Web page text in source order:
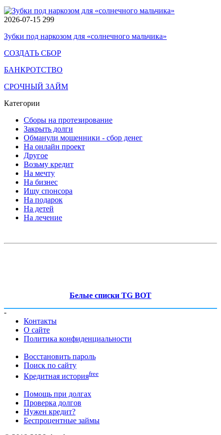
2026-07-15 299
Зубки под наркозом для «солнечного мальчика»
СОЗДАТЬ СБОР
БАНКРОТСТВО
СРОЧНЫЙ ЗАЙМ
Категории
Сборы на протезирование
Закрыть долги
Обманули мошенники - сбор денег
На онлайн проект
Другое
Возьму кредит
На мечту
На бизнес
Ищу спонсора
На подарок
На детей
На лечение
Белые списки TG BOT
-
Контакты
О сайте
Политика конфиденциальности
Восстановить пароль
Поиск по сайту
Кредитная историяfree
Помощь при долгах
Проверка долгов
Нужен кредит?
Беспроцентные займы